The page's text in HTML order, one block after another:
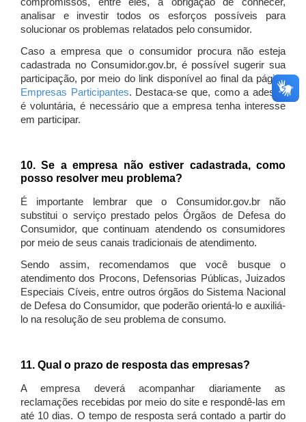
compromissos, entre eles, a obrigação de conhecer,
analisar e investir todos os esforços possíveis para
solucionar os problemas relatados pelo consumidor.
Caso a empresa que o consumidor procura não esteja
cadastrada no Consumidor.gov.br, é possível sugerir sua
participação, por meio do link disponível ao final da página
Empresas Participantes. Destaca-se que, como a adesão
é voluntária, é necessário que a empresa tenha interesse
em participar.
10. Se a empresa não estiver cadastrada, como
posso resolver meu problema?
É importante lembrar que o Consumidor.gov.br não
substitui o serviço prestado pelos Órgãos de Defesa do
Consumidor, que continuam atendendo os consumidores
por meio de seus canais tradicionais de atendimento.
Sendo assim, recomendamos que você busque o
atendimento dos Procons, Defensorias Públicas, Juizados
Especiais Cíveis, entre outros órgãos do Sistema Nacional
de Defesa do Consumidor, que poderão orientá-lo e auxiliá-
lo na resolução de seu problema de consumo.
11. Qual o prazo de resposta das empresas?
A empresa deverá acompanhar diariamente as
reclamações recebidas por meio do site e respondê-las em
até 10 dias. O tempo de resposta será contado a partir do